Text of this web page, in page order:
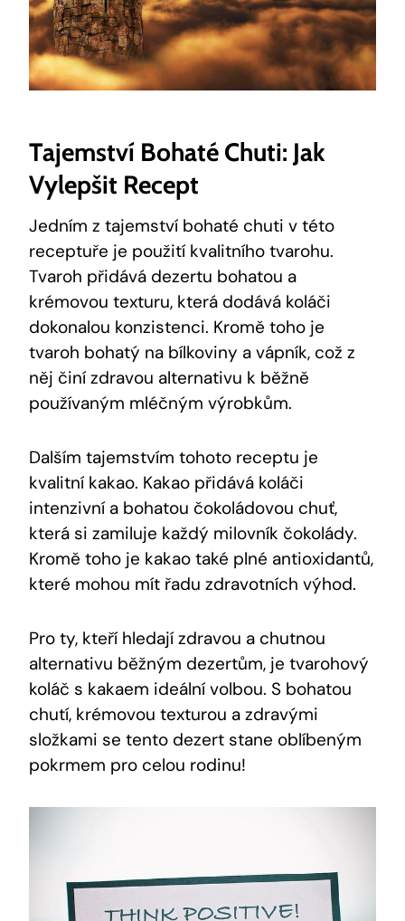
Tajemství ​bohaté Chuti: Jak
Vylepšit Recept
Jedním ⁣z‌ tajemství bohaté‍ chuti ⁣v ⁢této
receptuře je⁤ použití kvalitního‌ tvarohu.
Tvaroh přidává‌ dezertu bohatou a
krémovou texturu, která dodává ⁣koláči
dokonalou ⁢konzistenci.‌ Kromě toho je ​
tvaroh bohatý na bílkoviny a vápník, což‌ z​
něj ​činí zdravou alternativu k⁣ běžně
používaným mléčným výrobkům.
Dalším​ tajemstvím ⁤tohoto ‌receptu je
kvalitní kakao. ​Kakao přidává ⁤koláči
‍intenzivní a bohatou⁢ čokoládovou chuť,
‍která si zamiluje každý milovník čokolády.
Kromě toho je‌ kakao také plné ⁤antioxidantů,
které‌ mohou⁤ mít řadu zdravotních výhod.
Pro ty, kteří ‍hledají zdravou a chutnou⁣
alternativu běžným dezertům,⁣ je tvarohový
koláč s kakaem ⁤ideální volbou. S bohatou
chutí, krémovou texturou a zdravými ​
složkami ⁢se ⁣tento dezert‍ stane oblíbeným
pokrmem pro celou rodinu!